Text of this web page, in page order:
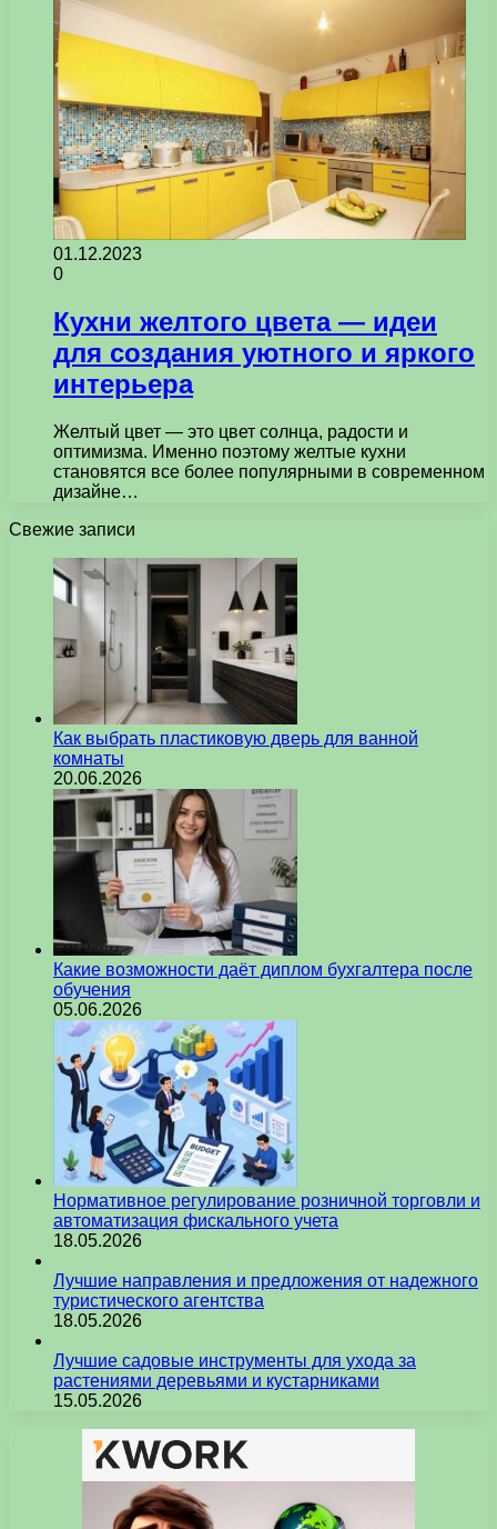
01.12.2023
0
Кухни желтого цвета — идеи
для создания уютного и яркого
интерьера
Желтый цвет — это цвет солнца, радости и
оптимизма. Именно поэтому желтые кухни
становятся все более популярными в современном
дизайне…
Свежие записи
Как выбрать пластиковую дверь для ванной
комнаты
20.06.2026
Какие возможности даёт диплом бухгалтера после
обучения
05.06.2026
Нормативное регулирование розничной торговли и
автоматизация фискального учета
18.05.2026
Лучшие направления и предложения от надежного
туристического агентства
18.05.2026
Лучшие садовые инструменты для ухода за
растениями деревьями и кустарниками
15.05.2026